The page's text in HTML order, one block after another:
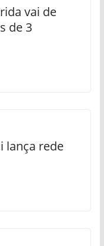
vai de
de 3
lança rede